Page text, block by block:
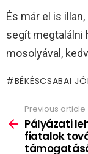
És már el is
segít megtalálni
mosolyával,
BÉKÉSCSABAI
more
Previous article
Pályázati
fiatalok